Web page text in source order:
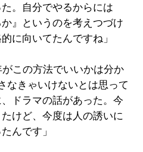
。自分でやるからには
か』というのを考えつづけ
に向いてたんですね」
この方法でいいかは分か
なきゃいけないとは思って
ドラマの話があった。今
けど、今度は人の誘いに
んです」